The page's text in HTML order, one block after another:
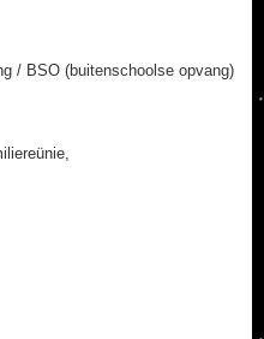
/ BSO (buitenschoolse opvang)